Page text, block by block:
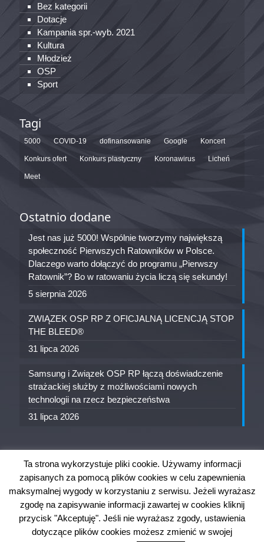
Bez kategorii
Dotacje
Kampania spr.-wyb. 2021
Kultura
Młodzież
OSP
Sport
Tagi
5000 COVID-19 dofinansowanie Google Koncert
Konkurs ofert Konkurs plastyczny Koronawirus Licheń
Meet
Ostatnio dodane
Jest nas już 5000! Wspólnie tworzymy największą
społeczność Pierwszych Ratowników w Polsce.
Dlaczego warto dołączyć do programu „Pierwszy
Ratownik”? Bo w ratowaniu życia liczą się sekundy!
5 sierpnia 2026
ZWIĄZEK OSP RP Z OFICJALNĄ LICENCJĄ STOP
THE BLEED®
31 lipca 2026
Samsung i Związek OSP RP łączą doświadczenie
strażackiej służby z możliwościami nowych
technologii na rzecz bezpieczeństwa
31 lipca 2026
OW ZOSP RP w Szczecinie. Wszystkie prawa
Ta strona wykorzystuje pliki cookie. Używamy informacji
zapisanych za pomocą plików cookies w celu zapewnienia
maksymalnej wygody w korzystaniu z serwisu. Jeżeli wyrażasz
zgodę na zapisywanie informacji zawartej w cookies kliknij
przycisk "Akceptuję". Jeśli nie wyrażasz zgody, ustawienia
dotyczące plików cookies możesz zmienić w swojej